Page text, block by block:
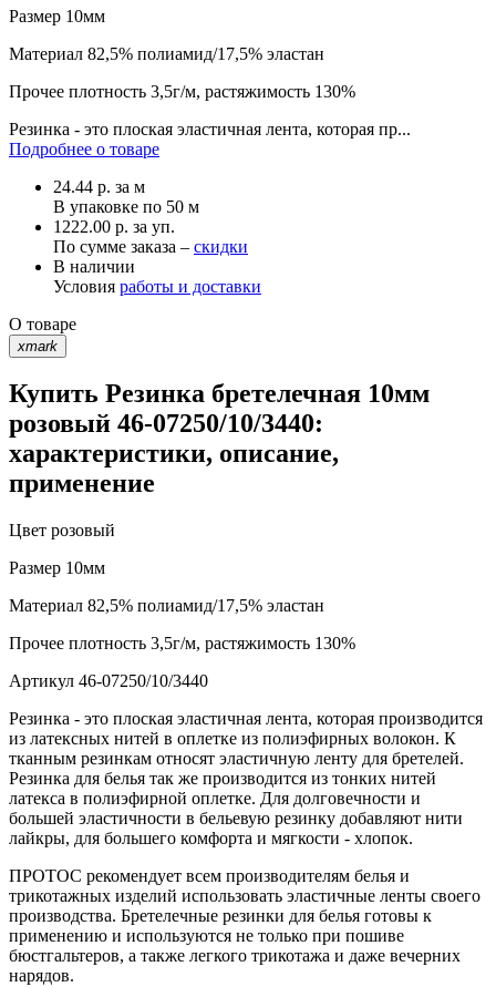
Размер 10мм
Материал 82,5% полиамид/17,5% эластан
Прочее плотность 3,5г/м, растяжимость 130%
Резинка - это плоская эластичная лента, которая пр...
Подробнее о товаре
24.44 р. за м
В упаковке по 50 м
1222.00 р. за уп.
По сумме заказа – скидки
В наличии
Условия работы и доставки
О товаре
xmark
Купить Резинка бретелечная 10мм
розовый 46-07250/10/3440:
характеристики, описание,
применение
Цвет розовый
Размер 10мм
Материал 82,5% полиамид/17,5% эластан
Прочее плотность 3,5г/м, растяжимость 130%
Артикул 46-07250/10/3440
Резинка - это плоская эластичная лента, которая производится
из латексных нитей в оплетке из полиэфирных волокон. К
тканным резинкам относят эластичную ленту для бретелей.
Резинка для белья так же производится из тонких нитей
латекса в полиэфирной оплетке. Для долговечности и
большей эластичности в бельевую резинку добавляют нити
лайкры, для большего комфорта и мягкости - хлопок.
ПРОТОС рекомендует всем производителям белья и
трикотажных изделий использовать эластичные ленты своего
производства. Бретелечные резинки для белья готовы к
применению и используются не только при пошиве
бюстгальтеров, а также легкого трикотажа и даже вечерних
нарядов.